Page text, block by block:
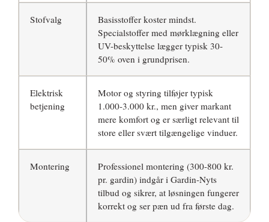
Stofvalg
Basisstoffer koster mindst.
Specialstoffer med mørklægning eller
UV-beskyttelse lægger typisk 30-
50% oven i grundprisen.
Elektrisk
betjening
Motor og styring tilføjer typisk
1.000-3.000 kr., men giver markant
mere komfort og er særligt relevant til
store eller svært tilgængelige vinduer.
Montering
Professionel montering (300-800 kr.
pr. gardin) indgår i Gardin-Nyts
tilbud og sikrer, at løsningen fungerer
korrekt og ser pæn ud fra første dag.